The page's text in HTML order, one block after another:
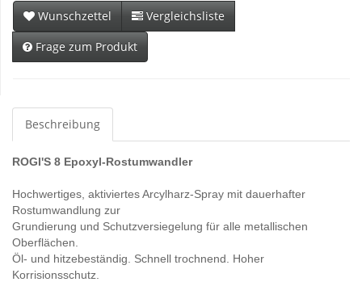
Wunschzettel
Vergleichsliste
Frage zum Produkt
Beschreibung
ROGI'S 8 Epoxyl-Rostumwandler
Hochwertiges, aktiviertes Arcylharz-Spray mit dauerhafter
Rostumwandlung zur
Grundierung und Schutzversiegelung für alle metallischen
Oberflächen.
Öl- und hitzebeständig. Schnell trochnend. Hoher
Korrisionsschutz.